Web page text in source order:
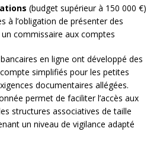
(budget supérieur à 150 000 €)
à l’obligation de présenter des
commissaire aux comptes
en ligne ont développé des
simplifiés pour les petites
documentaires allégées.
permet de faciliter l’accès aux
structures associatives de taille
un niveau de vigilance adapté